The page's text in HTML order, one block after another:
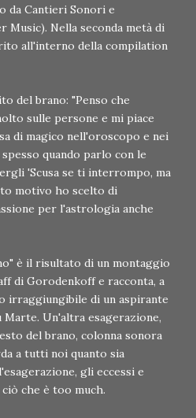
da Cantieri Sonori e
Music). Nella seconda metà di
all'interno della compilation
del brano: "Penso che
sulle persone e mi piace
di magico nell'oroscopo e nei
quando parlo con le
'Scusa se ti interrompo, ma
motivo ho scelto di
per l'astrologia anche
è il risultato di un montaggio
di Gorodenkoff e racconta, a
irraggiungibile di un aspirante
Un'altra esagerazione,
del brano, colonna sonora
a tutti noi quanto sia
gli eccessi e
che è too much.